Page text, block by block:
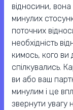
відносини,
минулих
поточних
необхідність
кимось, кого
спілкувались.
ви або ваш
минулим і це
звернути увагу